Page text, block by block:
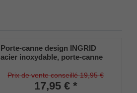
Porte-canne design INGRID
acier inoxydable, porte-canne
22mm), caoutchouc souple
Prix de vente conseillé 19,95 €
17,95 € *